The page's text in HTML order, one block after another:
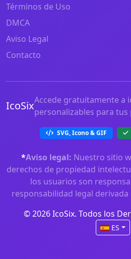
Términos de Uso
DMCA
Aviso Legal
Contacto
IcoSixAccede gratuitamente a
personalizables para tus
SVG, Icono & GIF
*Aviso legal: Nuestro sitio
derechos de propiedad
los usuarios son
responsabilidad legal
© 2026 IcoSix. Todos los
ES